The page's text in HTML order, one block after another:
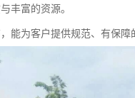
丰富的资源。
能为客户提供规范、有保障